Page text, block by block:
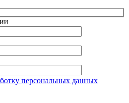
персональных данных